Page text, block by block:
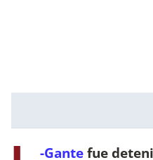
-Gantefue